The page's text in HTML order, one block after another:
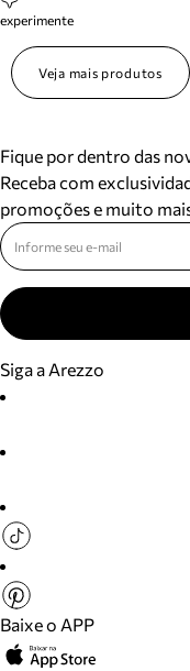
experimente
Veja mais produtos
Fique por dentro das
Receba com
promoções e muito
Siga a Arezzo
Baixe o APP